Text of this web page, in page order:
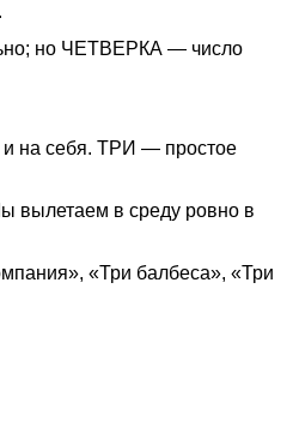
но ЧЕТВЕРКА — число
и на себя. ТРИ — простое
вылетаем в среду ровно в
«Три балбеса», «Три